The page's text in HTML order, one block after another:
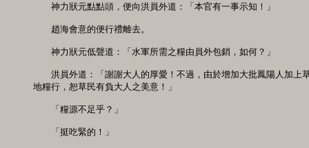
神力狀元點點頭，便向洪員外道：「本官有一事示知！」
趙海會意的便行禮離去。
神力狀元低聲道：「水軍所需之糧由員外包銷，如何？」
洪員外道：「謝謝大人的厚愛！不過，由於增加大批鳳陽人加上
地糧行，恕草民有負大人之美意！」
「糧源不足乎？」
「挺吃緊的！」